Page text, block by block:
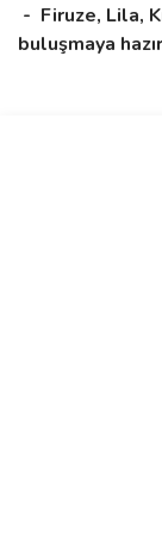
- Firuze, Lila,
buluşmaya
kullanarak
Ürün resmi
Ürün
Ürün
Ürün fiyatı
Bu ürüne